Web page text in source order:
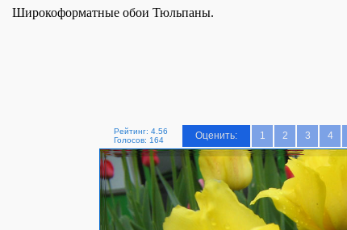
Широкоформатные обои Тюльпаны.
Рейтинг: 4.56
Голосов: 164
Оценить: 1 2 3 4